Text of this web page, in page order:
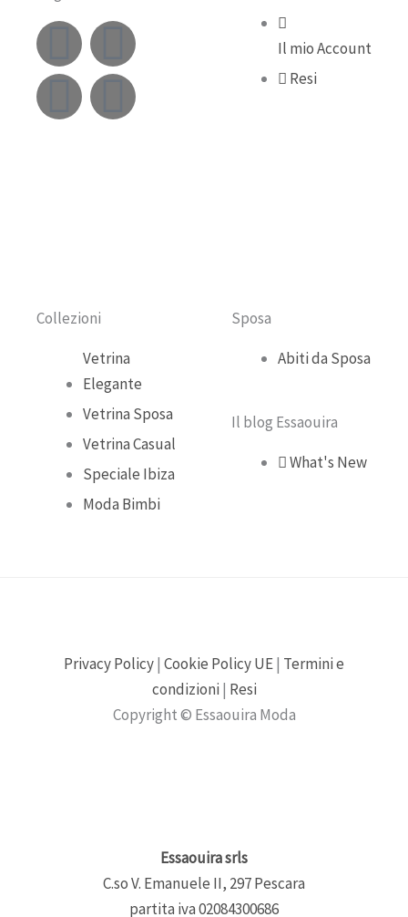
F
a
c
o
I
n
s
a
m
Y
o
u
e
T
i
k
Il mio Account
Resi
Collezioni
Vetrina
Elegante
Vetrina Sposa
Vetrina Casual
Speciale Ibiza
Moda Bimbi
Sposa
Abiti da Sposa
Il blog Essaouira
What's New
Privacy Policy| Cookie Policy UE| Termini e
condizioni | Resi
Copyright © Essaouira Moda
Essaouira srls
C.so V. Emanuele II, 297 Pescara
partita iva 02084300686